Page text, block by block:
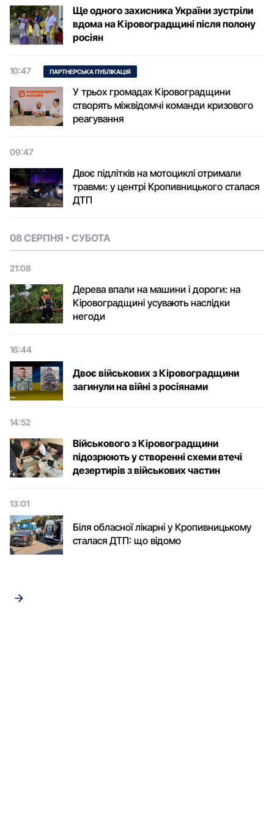
Ще одного захисника України зустріли
вдома на Кіровоградщині після полону
росіян
10:47 ПАРТНЕРСЬКА ПУБЛІКАЦІЯ
У трьох громадах Кіровоградщини
створять міжвідомчі команди кризового
реагування
09:47
Двоє підлітків на мотоциклі отримали
травми: у центрі Кропивницького сталася
ДТП
08 СЕРПНЯ СУБОТА
21:08
Дерева впали на машини і дороги: на
Кіровоградщині усувають наслідки
негоди
16:44
Двоє військових з Кіровоградщини
загинули на війні з росіянами
14:52
Військового з Кіровоградщини
підозрюють у створенні схеми втечі
дезертирів з військових частин
13:01
Біля обласної лікарні у Кропивницькому
сталася ДТП: що відомо